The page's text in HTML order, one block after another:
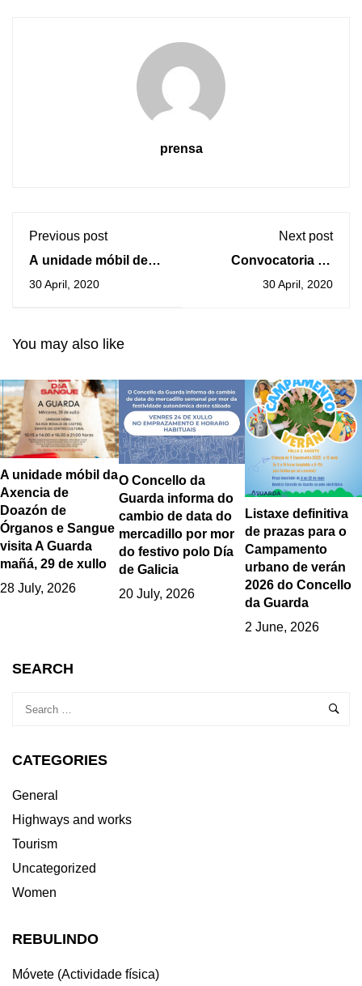
prensa
Previous post
A unidade móbil de
doazóns de sangue
30 April, 2020
Next post
Convocatoria de
pleno extraordinario
30 April, 2020
You may also like
A unidade móbil da
Axencia de
Doazón de
Órganos e Sangue
visita A Guarda
mañá, 29 de xullo
28 July, 2026
O Concello da
Guarda informa do
cambio de data do
mercadillo por mor
do festivo polo Día
de Galicia
20 July, 2026
Listaxe definitiva
de prazas para o
Campamento
urbano de verán
2026 do Concello
da Guarda
2 June, 2026
SEARCH
CATEGORIES
General
Highways and works
Tourism
Uncategorized
Women
REBULINDO
Móvete (Actividade física)